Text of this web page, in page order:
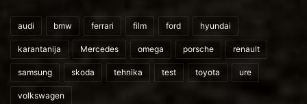
audi bmw ferrari film ford hyundai
karantanija Mercedes omega porsche renault
samsung skoda tehnika test toyota ure
volkswagen